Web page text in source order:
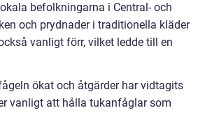
befolkningarna i Central- och
och prydnader i traditionella kläder
vanligt förr, vilket ledde till en
ökat och åtgärder har vidtagits
vanligt att hålla tukanfåglar som